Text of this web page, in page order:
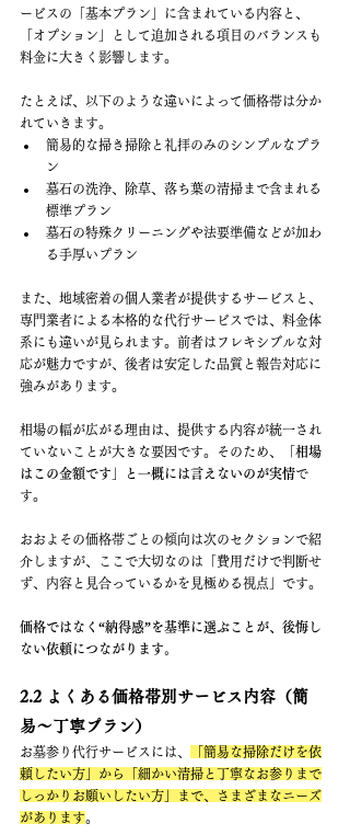
ービスの「基本プラン」に含まれている内容と、
「オプション」として追加される項目のバランスも
料金に大きく影響します。
たとえば、以下のような違いによって価格帯は分か
れていきます。
簡易的な掃き掃除と礼拝のみのシンプルなプラ
ン
墓石の洗浄、除草、落ち葉の清掃まで含まれる
標準プラン
墓石の特殊クリーニングや法要準備などが加わ
る手厚いプラン
また、地域密着の個人業者が提供するサービスと、
専門業者による本格的な代行サービスでは、料金体
系にも違いが見られます。前者はフレキシブルな対
応が魅力ですが、後者は安定した品質と報告対応に
強みがあります。
相場の幅が広がる理由は、提供する内容が統一され
ていないことが大きな要因です。そのため、
「相場
はこの金額です」と一概には言えないのが実情で
す。
おおよその価格帯ごとの傾向は次のセクションで紹
介しますが、ここで大切なのは「費用だけで判断せ
ず、内容と見合っているかを見極める視点」です。
価格ではなく“納得感”を基準に選ぶことが、後悔し
ない依頼につながります。
2.2 よくある価格帯別サービス内容（簡
易〜丁寧プラン）
お墓参り代行サービスには、
「簡易な掃除だけを依
頼したい方」から「細かい清掃と丁寧なお参りまで
しっかりお願いしたい方」まで、さまざまなニーズ
があります。